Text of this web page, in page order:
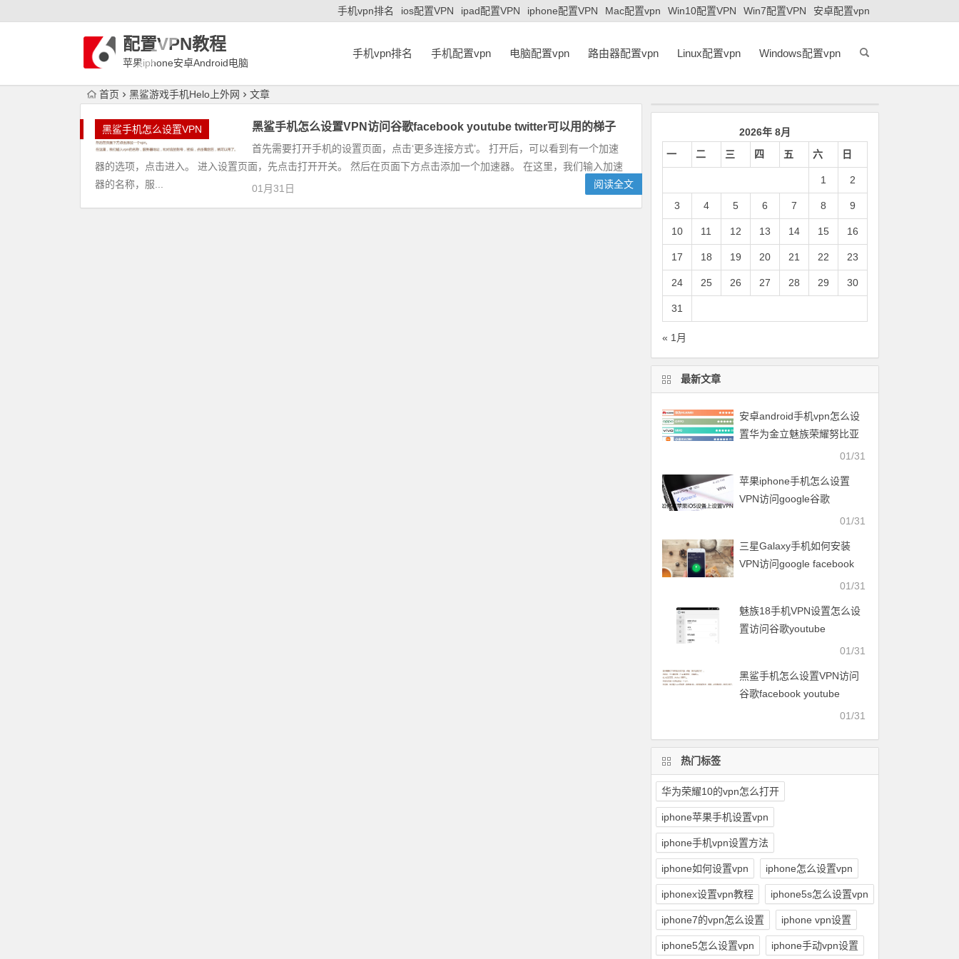
手机vpn排名 ios配置VPN ipad配置VPN iphone配置VPN Mac配置vpn Win10配置VPN Win7配置VPN 安卓配置vpn
配置VPN教程
苹果iphone安卓Android电脑
手机vpn排名 手机配置vpn 电脑配置vpn 路由器配置vpn Linux配置vpn Windows配置vpn
首页 黑鲨游戏手机Helo上外网 文章
黑鲨手机怎么设置VPN 黑鲨手机怎么设置VPN访问谷歌facebook youtube twitter可以用的梯子
首先需要打开手机的设置页面，点击‘更多连接方式’。 打开后，可以看到有一个加速
器的选项，点击进入。 进入设置页面，先点击打开开关。 然后在页面下方点击添加一个加速器。 在这里，我们输入加速
器的名称，服...
01月31日 阅读全文
2026年 8月
一
二 三 四 五 六 日
1 2
3 4 5 6 7 8 9
10 11 12 13 14 15 16
17 18 19 20 21 22 23
24 25 26 27 28 29 30
31
« 1月
最新文章
安卓android手机vpn怎么设
置华为金立魅族荣耀努比亚
一加vivo小米OPPO中兴联想
01/31
苹果iphone手机怎么设置
VPN访问google谷歌
01/31
三星Galaxy手机如何安装
VPN访问google facebook
01/31
魅族18手机VPN设置怎么设
置访问谷歌youtube
01/31
黑鲨手机怎么设置VPN访问
谷歌facebook youtube
01/31
热门标签
华为荣耀10的vpn怎么打开
iphone苹果手机设置vpn
iphone手机vpn设置方法
iphone如何设置vpn iphone怎么设置vpn
iphonex设置vpn教程 iphone5s怎么设置vpn
iphone7的vpn怎么设置 iphone vpn设置
iphone5怎么设置vpn iphone手动vpn设置